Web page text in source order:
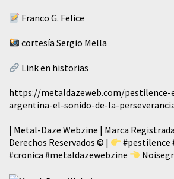
Franco G. Felice
cortesía Sergio Mella
Link en historias
https://metaldazeweb.com/pestilence-
argentina-el-sonido-de-la-
| Metal-Daze Webzine | Marca
Derechos Reservados © |
#pestilence
#cronica #metaldazewebzine